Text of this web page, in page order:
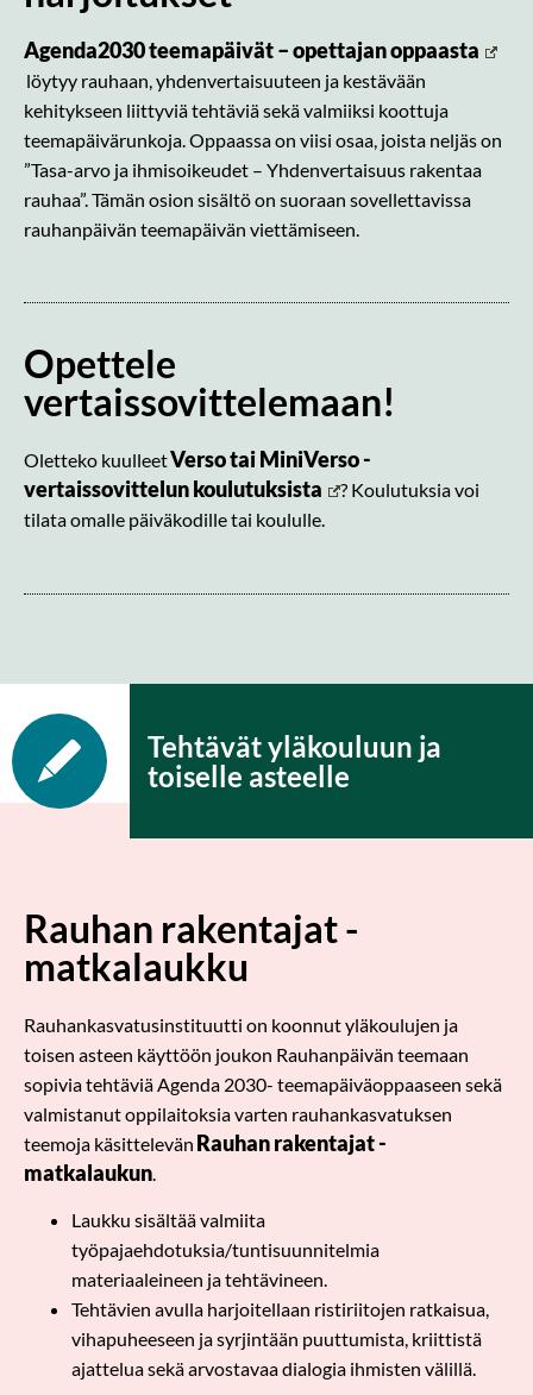
Agenda2030 teemapäivät – opettajan oppaasta
löytyy rauhaan, yhdenvertaisuuteen ja kestävään
kehitykseen liittyviä tehtäviä sekä valmiiksi koottuja
teemapäivärunkoja. Oppaassa on viisi osaa, joista neljäs on
”Tasa-arvo ja ihmisoikeudet – Yhdenvertaisuus rakentaa
rauhaa”. Tämän osion sisältö on suoraan sovellettavissa
rauhanpäivän teemapäivän viettämiseen.
Opettele
vertaissovittelemaan!
Oletteko kuulleetVerso tai MiniVerso -
vertaissovittelun koulutuksista
? Koulutuksia voi
tilata omalle päiväkodille tai koululle.
Tehtävät yläkouluun ja
toiselle asteelle
Rauhan rakentajat -
matkalaukku
Rauhankasvatusinstituutti on koonnut yläkoulujen ja
toisen asteen käyttöön joukon Rauhanpäivän teemaan
sopivia tehtäviä Agenda 2030- teemapäiväoppaaseen sekä
valmistanut oppilaitoksia varten rauhankasvatuksen
teemoja käsittelevän Rauhan rakentajat -
matkalaukun.
Laukku sisältää valmiita
työpajaehdotuksia/tuntisuunnitelmia
materiaaleineen ja tehtävineen.
Tehtävien avulla harjoitellaan ristiriitojen ratkaisua,
vihapuheeseen ja syrjintään puuttumista, kriittistä
ajattelua sekä arvostavaa dialogia ihmisten välillä.